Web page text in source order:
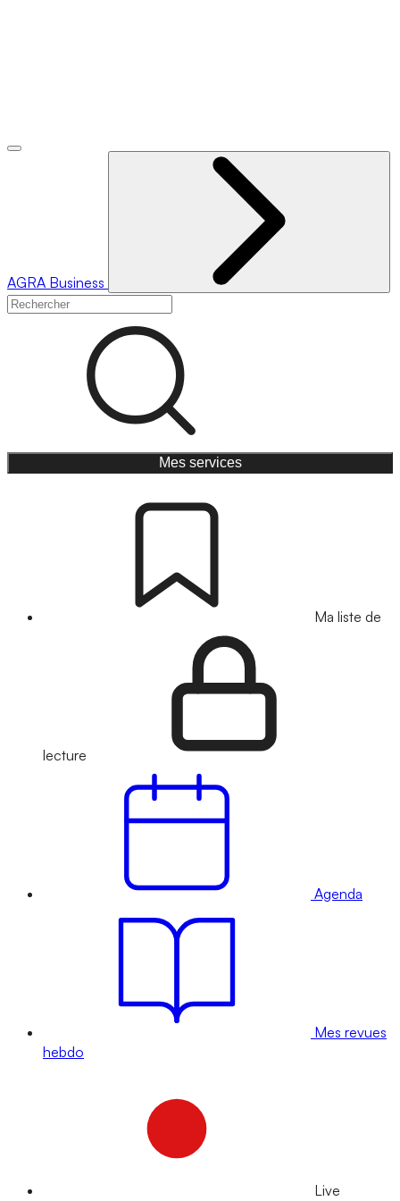
AGRA Business
Mes services
Ma liste de
lecture
Agenda
Mes revues
hebdo
Live